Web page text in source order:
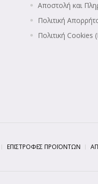
Αποστολή και
Πολιτική
Πολιτική Cookies
ΕΠΙΣΤΡΟΦΈΣ ΠΡΟΪΌΝΤΩΝ